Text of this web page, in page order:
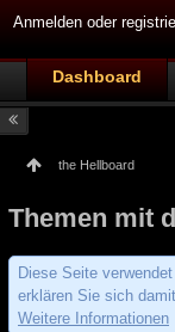
Anmelden oder
Dashboard
the Hellboard
Themen mit
Diese Seite
erklären Sie sich
Weitere Informationen